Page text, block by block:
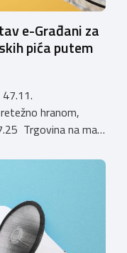
e-Građani za
pića putem
hranom,
Trgovina na malo
dužni su uskladiti
rješenje za
putem
[…]